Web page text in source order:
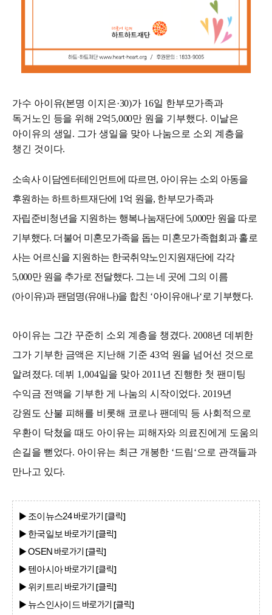
가수 아이유(본명 이지은·30)가 16일 한부모가족과
독거노인 등을 위해 2억5,000만 원을 기부했다. 이날은
아이유의 생일. 그가 생일을 맞아 나눔으로 소외 계층을
챙긴 것이다.
소속사 이담엔터테인먼트에 따르면, 아이유는 소외 아동을
후원하는 하트하트재단에 1억 원을, 한부모가족과
자립준비청년을 지원하는 행복나눔재단에 5,000만 원을 따로
기부했다. 더불어 미혼모가족을 돕는 미혼모가족협회과 홀로
사는 어르신을 지원하는 한국취약노인지원재단에 각각
5,000만 원을 추가로 전달했다. 그는 네 곳에 그의 이름
(아이유)과 팬덤명(유애나)을 합친 ‘아이유애나‘로 기부했다.
아이유는 그간 꾸준히 소외 계층을 챙겼다. 2008년 데뷔한
그가 기부한 금액은 지난해 기준 43억 원을 넘어선 것으로
알려졌다. 데뷔 1,004일을 맞아 2011년 진행한 첫 팬미팅
수익금 전액을 기부한 게 나눔의 시작이었다. 2019년
강원도 산불 피해를 비롯해 코로나 팬데믹 등 사회적으로
우환이 닥쳤을 때도 아이유는 피해자와 의료진에게 도움의
손길을 뻗었다. 아이유는 최근 개봉한 ‘드림‘으로 관객들과
만나고 있다.
▶ 조이뉴스24 바로가기 [클릭]
▶ 한국일보 바로가기 [클릭]
▶OSEN 바로가기 [클릭]
▶ 텐아시아 바로가기 [클릭]
▶ 위키트리 바로가기 [클릭]
▶ 뉴스인사이드 바로가기 [클릭]